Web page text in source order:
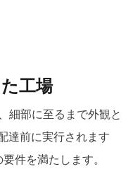
ク、ソフト収納バ
理エンジニア、
収納バッグな
揃えています。
工場
細部に至るまで外観と
達前に実行されます
件を満たします。